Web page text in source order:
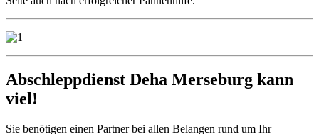
Abschleppdienst Deha Merseburg kann
viel!
Sie benötigen einen Partner bei allen Belangen rund um Ihr